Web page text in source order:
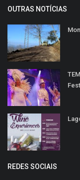
OUTRAS NOTÍCIAS
REDES SOCIAIS